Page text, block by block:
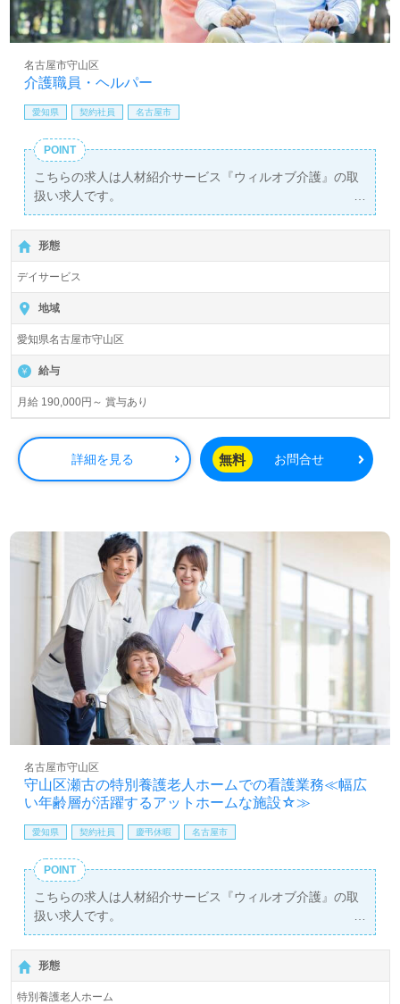
介護職員・ヘルパー
名古屋市守山区
愛知県 契約社員 名古屋市
POINT
こちらの求人は人材紹介サービス『ウィルオブ介護』の取
扱い求人です。
詳細に関してお気軽にご相談ください♪
【無料】で皆さんの転職活動をサポートいたします。
形態
デイサービス
地域
愛知県名古屋市守山区
給与
月給 190,000円～ 賞与あり
詳細を見る 無料 お問合せ
守山区瀬古の特別養護老人ホームでの看護業務≪幅広
い年齢層が活躍するアットホームな施設☆≫
名古屋市守山区
愛知県 契約社員 慶弔休暇 名古屋市
POINT
こちらの求人は人材紹介サービス『ウィルオブ介護』の取
扱い求人です。
詳細に関してお気軽にご相談ください♪
【無料】で皆さんの転職活動をサポートいたします。
形態
特別養護老人ホーム